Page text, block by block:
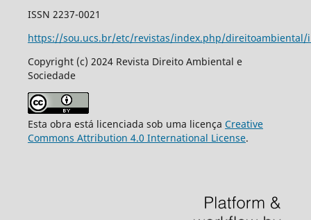
ISSN 2237-0021
https://sou.ucs.br/etc/revistas/index.php/direitoambiental/
Copyright (c) 2024 Revista Direito Ambiental e
Sociedade
Esta obra está licenciada sob uma licença Creative
Commons Attribution 4.0 International License.